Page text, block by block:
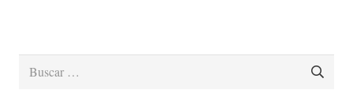
Buscar: